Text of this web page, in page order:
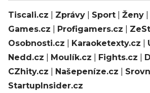
Tiscali.cz Zprávy Sport Ženy
Games.cz
Profigamers.cz
Osobnosti.cz
Karaoketexty.cz
Nedd.cz
Moulík.cz Fights.cz
CZhity.cz
Našepeníze.cz
StartupInsider.cz